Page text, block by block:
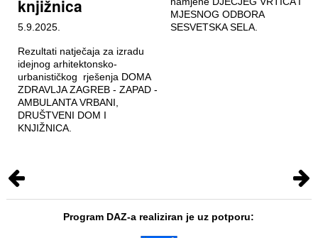
knjižnica
5.9.2025.
Rezultati natječaja za izradu
idejnog arhitektonsko-
urbanističkog rješenja DOMA
ZDRAVLJA ZAGREB - ZAPAD -
AMBULANTA VRBANI,
DRUŠTVENI DOM I
KNJIŽNICA.
MJESNOG ODBORA
SESVETSKA SELA.
Program DAZ-a realiziran je uz potporu: